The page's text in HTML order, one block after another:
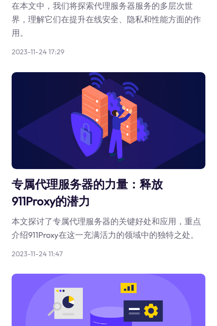
在本文中，我们将探索代理服务器服务的多层次世
界，理解它们在提升在线安全、隐私和性能方面的作
用。
2023-11-24 17:29
专属代理服务器的力量：释放
911Proxy的潜力
本文探讨了专属代理服务器的关键好处和应用，重点
介绍911Proxy在这一充满活力的领域中的独特之处。
2023-11-24 11:47